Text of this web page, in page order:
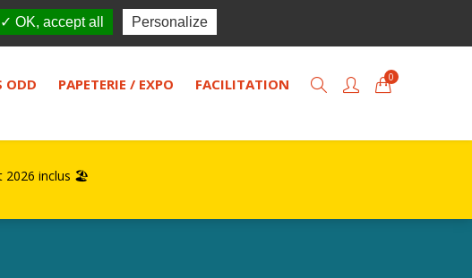
? FESTISOL Actualités Contact
ODD PAPETERIE / EXPO FACILITATION 0
2026 inclus 🏖️
✓ OK, accept all Personalize